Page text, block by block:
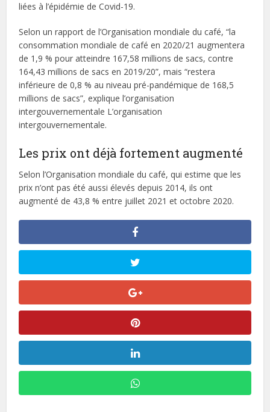
liées à l’épidémie de Covid-19.
Selon un rapport de l’Organisation mondiale du café, “la
consommation mondiale de café en 2020/21 augmentera
de 1,9 % pour atteindre 167,58 millions de sacs, contre
164,43 millions de sacs en 2019/20”, mais “restera
inférieure de 0,8 % au niveau pré-pandémique de 168,5
millions de sacs”, explique l’organisation
intergouvernementale L’organisation
intergouvernementale.
Les prix ont déjà fortement augmenté
Selon l’Organisation mondiale du café, qui estime que les
prix n’ont pas été aussi élevés depuis 2014, ils ont
augmenté de 43,8 % entre juillet 2021 et octobre 2020.